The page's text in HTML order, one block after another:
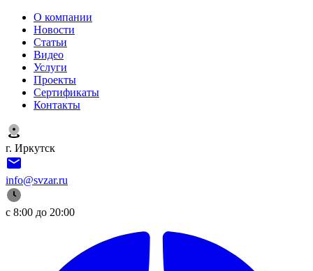
О компании
Новости
Статьи
Видео
Услуги
Проекты
Сертификаты
Контакты
г. Иркутск
info@svzar.ru
с 8:00 до 20:00